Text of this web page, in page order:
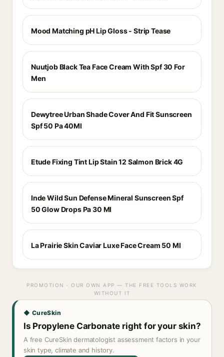
Mood Matching pH Lip Gloss - Strip Tease
Nuutjob Black Tea Face Cream With Spf 30 For
Men
Dewytree Urban Shade Cover And Fit Sunscreen
Spf 50 Pa 40Ml
Etude Fixing Tint Lip Stain 12 Salmon Brick 4G
Inde Wild Sun Defense Mineral Sunscreen Spf
50 Glow Drops Pa 30 Ml
La Prairie Skin Caviar Luxe Face Cream 50 Ml
PROMOTION · OUR OWN APP — THE FREE TOOLS WORK
WITHOUT IT
◆ CureSkin
Is Propylene Carbonate right for your skin?
A free CureSkin dermatologist assessment factors in your
skin type, climate and history.